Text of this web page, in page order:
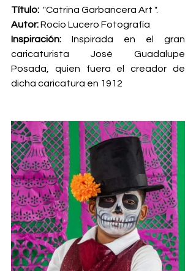
Título: "Catrina Garbancera Art ".
Autor: Rocío Lucero Fotografía
Inspiración: Inspirada en el gran
caricaturista José Guadalupe
Posada, quien fuera el creador de
dicha caricatura en 1912